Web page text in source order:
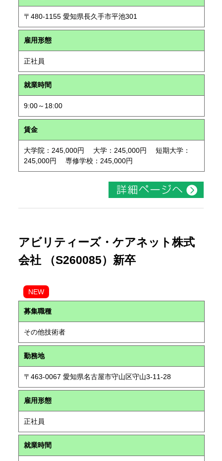
〒480-1155 愛知県長久手市平池301
雇用形態
正社員
就業時間
9:00～18:00
賃金
大学院：245,000円 大学：245,000円 短期大学：
245,000円 専修学校：245,000円
アビリティーズ・ケアネット株式
会社 （S260085）新卒
NEW
募集職種
その他技術者
勤務地
〒463-0067 愛知県名古屋市守山区守山3-11-28
雇用形態
正社員
就業時間